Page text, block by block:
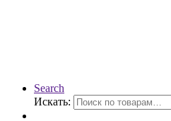
Search
Искать: